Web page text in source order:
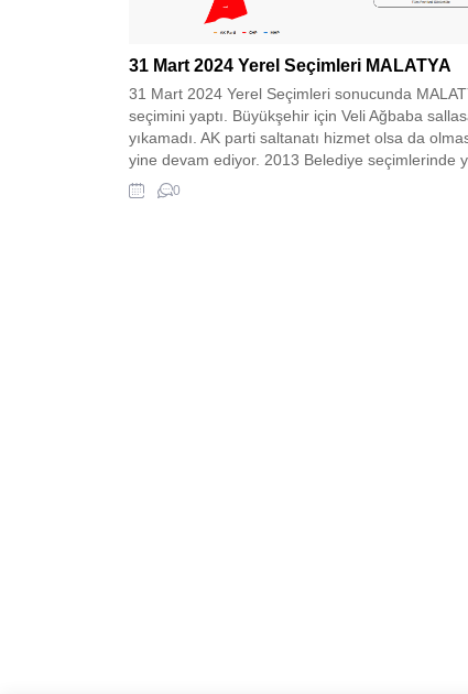
31 Mart 2024 Yerel Seçimleri MALATYA
31 Mart 2024 Yerel Seçimleri sonucunda
seçimini yaptı. Büyükşehir için Veli Ağbaba
yıkamadı. AK parti saltanatı hizmet olsa da
yine devam ediyor. 2013 Belediye seçimlerinde
görülerek Ahmet Çakır‘a tercih edilen , sonrasında
Selahattin Gürkan seçilerek kenara itilen Sami Er
0